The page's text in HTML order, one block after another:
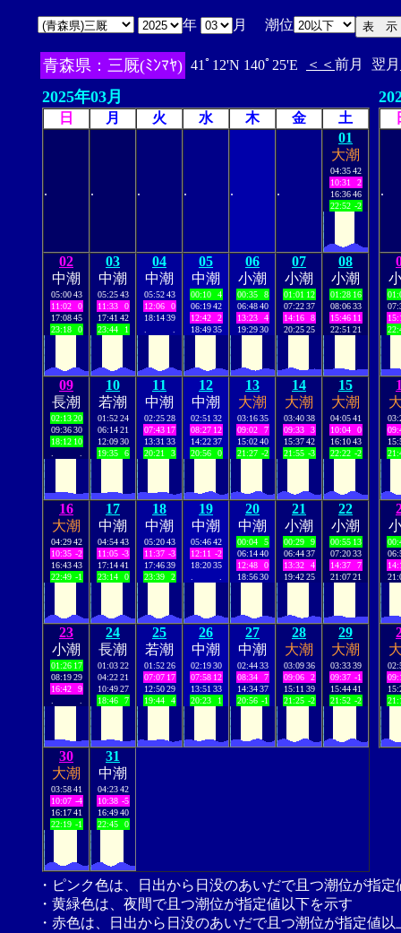
年 月 潮位
青森県：三厩(ﾐﾝﾏﾔ) 41ﾟ12'N 140ﾟ25'E ＜＜ 前月 翌月
2025年03月
日 月 火 水 木 金 土
. . . . . .
01
大潮
04:35 42
10:31
2
16:36 46
22:52 -2
02
中潮
05:00 43
11:02
0
17:08 45
23:18
0
03
中潮
05:25 43
11:33
0
17:41 42
23:44
1
04
中潮
05:52 43
12:06
0
18:14 39
05
中潮
00:10
4
06:19 42
12:42
2
18:49 35
06
小潮
00:35
8
06:48 40
13:23
4
19:29 30
07
小潮
01:01 12
07:22 37
14:16
8
20:25 25
08
小潮
01:28 16
08:06 33
15:46 11
22:51 21
09
長潮
02:13 20
09:36 30
18:12 10
10
若潮
01:52 24
06:14 21
12:09 30
19:35
6
11
中潮
02:25 28
07:43 17
13:31 33
20:21
3
12
中潮
02:51 32
08:27 12
14:22 37
20:56
0
13
大潮
03:16 35
09:02
7
15:02 40
21:27 -2
14
大潮
03:40 38
09:33
3
15:37 42
21:55 -3
15
大潮
04:05 41
10:04
0
16:10 43
22:22 -2
16
大潮
04:29 42
10:35 -2
16:43 43
22:49 -1
17
中潮
04:54 43
11:05 -3
17:14 41
23:14
0
18
中潮
05:20 43
11:37 -3
17:46 39
23:39
2
19
中潮
05:46 42
12:11 -2
18:20 35
20
中潮
00:04
5
06:14 40
12:48
0
18:56 30
21
小潮
00:29
9
06:44 37
13:32
4
19:42 25
22
小潮
00:55 13
07:20 33
14:37
7
21:07 21
23
小潮
01:26 17
08:19 29
16:42
9
24
長潮
01:03 22
04:22 21
10:49 27
18:46
7
25
若潮
01:52 26
07:07 17
12:50 29
19:44
4
26
中潮
02:19 30
07:58 12
13:51 33
20:23
1
27
中潮
02:44 33
08:34
7
14:34 37
20:56 -1
28
大潮
03:09 36
09:06
2
15:11 39
21:25 -2
29
大潮
03:33 39
09:37 -1
15:44 41
21:52 -2
30
大潮
03:58 41
10:07 -4
16:17 41
22:19 -1
31
中潮
04:23 42
10:38 -5
16:49 40
22:45
0
.
・ピンク色は、日出から日没のあいだで且つ潮位が指
・黄緑色は、夜間で且つ潮位が指定値以下を示す
・赤色は、日出から日没のあいだで且つ潮位が指定値以